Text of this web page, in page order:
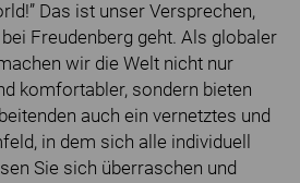
Das ist unser Versprechen,
Freudenberg geht. Als globaler
wir die Welt nicht nur
komfortabler, sondern bieten
auch ein vernetztes und
in dem sich alle individuell
Sie sich überraschen und